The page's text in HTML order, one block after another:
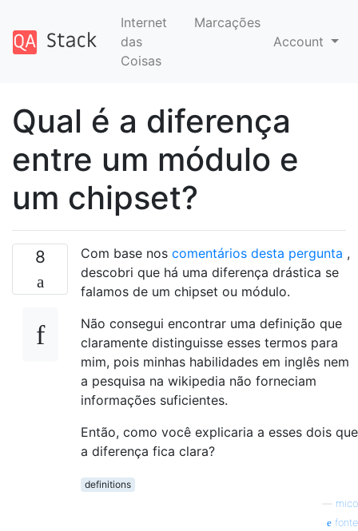
Internet
das
Coisas
Marcações
Account
Qual é a diferença
entre um módulo e
um chipset?
8 Com base nos comentários desta pergunta ,
descobri que há uma diferença drástica se
falamos de um chipset ou módulo.
Não consegui encontrar uma definição que
claramente distinguisse esses termos para
mim, pois minhas habilidades em inglês nem
a pesquisa na wikipedia não forneciam
informações suficientes.
Então, como você explicaria a esses dois que
a diferença fica clara?
definitions
mico
fonte